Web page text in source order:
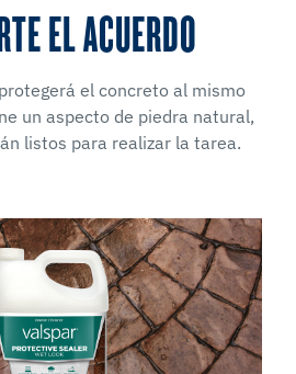
EL ACUERDO
el concreto al mismo
un aspecto de piedra natural,
listos para realizar la tarea.